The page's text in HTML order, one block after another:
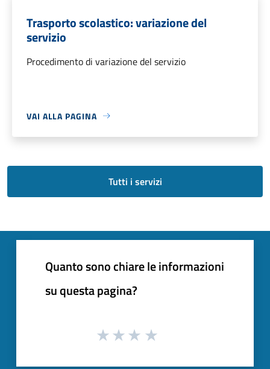
Trasporto scolastico: variazione del
servizio
Procedimento di variazione del servizio
VAI ALLA PAGINA
Tutti i servizi
Quanto sono chiare le informazioni
su questa pagina?